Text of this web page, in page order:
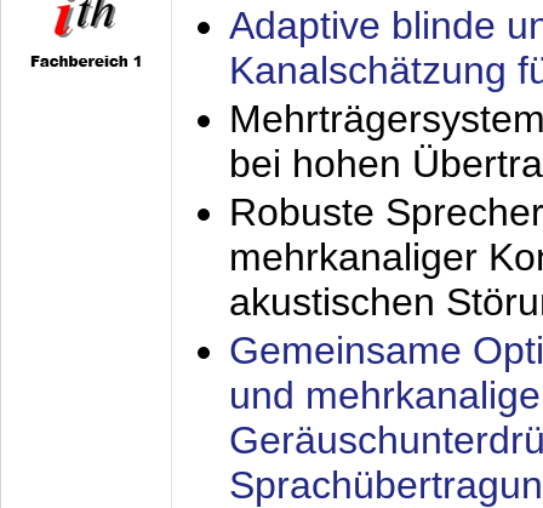
Adaptive blinde
Kanalschätzung
bei hohen
Robuste
mehrkanaliger
akustischen
Gemeinsame
und